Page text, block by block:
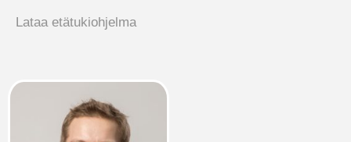
Lataa etätukiohjelma